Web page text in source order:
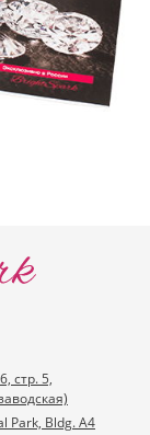
стр. 5,
Park, Bldg. A4